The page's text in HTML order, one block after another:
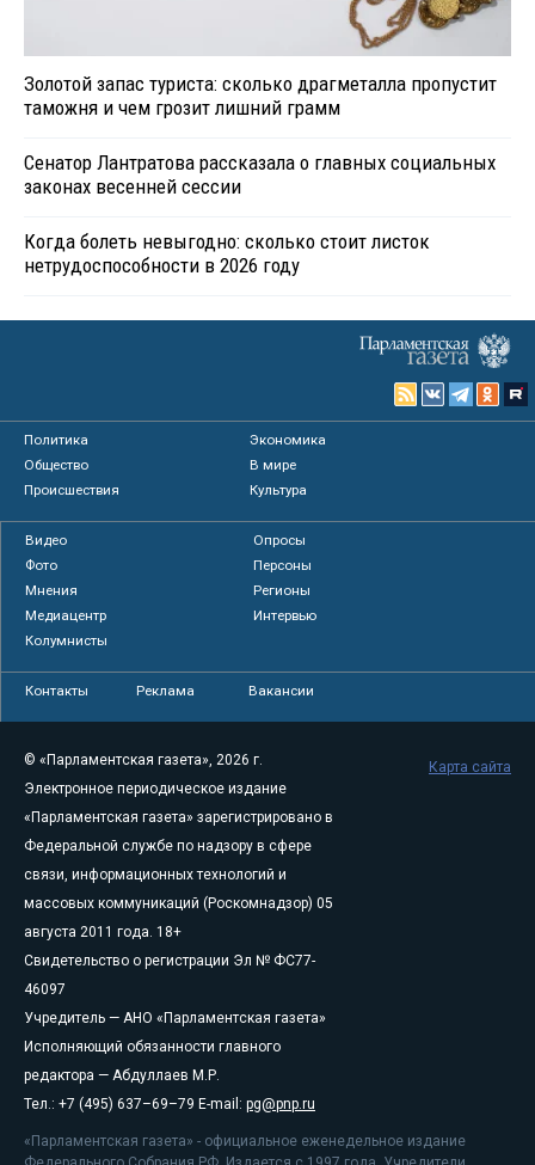
Золотой запас туриста: сколько драгметалла пропустит
таможня и чем грозит лишний грамм
Сенатор Лантратова рассказала о главных социальных
законах весенней сессии
Когда болеть невыгодно: сколько стоит листок
нетрудоспособности в 2026 году
Политика
Экономика
Общество
В мире
Происшествия
Культура
Видео
Опросы
Фото
Персоны
Мнения
Регионы
Медиацентр
Интервью
Колумнисты
Контакты Реклама Вакансии
© «Парламентская газета», 2026 г.
Электронное периодическое издание
«Парламентская газета» зарегистрировано в
Федеральной службе по надзору в сфере
связи, информационных технологий и
массовых коммуникаций (Роскомнадзор) 05
августа 2011 года. 18+
Свидетельство о регистрации Эл № ФС77-
46097
Учредитель — АНО «Парламентская газета»
Исполняющий обязанности главного
редактора — Абдуллаев М.Р.
Тел.: +7 (495) 637–69–79 E-mail: pg@pnp.ru
«Парламентская газета» - официальное еженедельное издание
Карта сайта